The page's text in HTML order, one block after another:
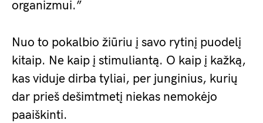
organizmui.”
Nuo to pokalbio žiūriu į savo rytinį puodelį
kitaip. Ne kaip į stimuliantą. O kaip į kažką,
kas viduje dirba tyliai, per junginius, kurių
dar prieš dešimtmetį niekas nemokėjo
paaiškinti.